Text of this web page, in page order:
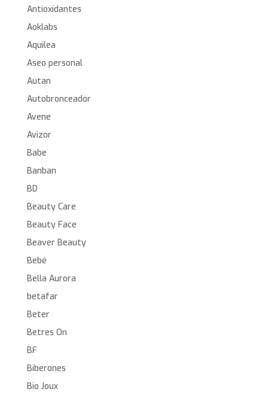
Antioxidantes
Aoklabs
Aquilea
Aseo personal
Autan
Autobronceador
Avene
Avizor
Babe
Banban
BD
Beauty Care
Beauty Face
Beaver Beauty
Bebé
Bella Aurora
betafar
Beter
Betres On
BF
Biberones
Bio Joux